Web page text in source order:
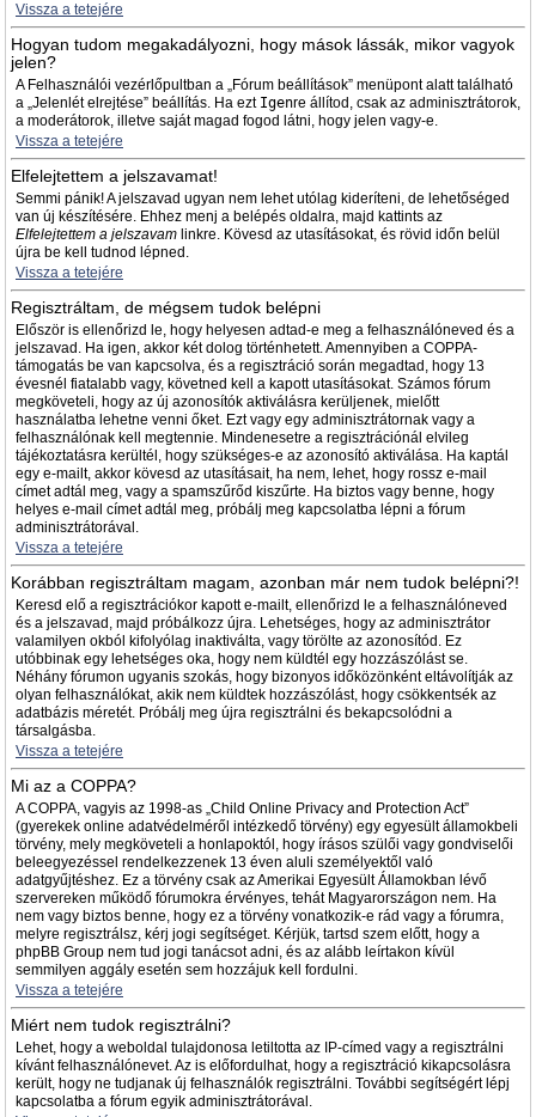
Vissza a tetejére
Hogyan tudom megakadályozni, hogy mások lássák, mikor vagyok
jelen?
A Felhasználói vezérlőpultban a „Fórum beállítások” menüpont alatt található
a „Jelenlét elrejtése” beállítás. Ha ezt Igenre állítod, csak az adminisztrátorok,
a moderátorok, illetve saját magad fogod látni, hogy jelen vagy-e.
Vissza a tetejére
Elfelejtettem a jelszavamat!
Semmi pánik! A jelszavad ugyan nem lehet utólag kideríteni, de lehetőséged
van új készítésére. Ehhez menj a belépés oldalra, majd kattints az
Elfelejtettem a jelszavam linkre. Kövesd az utasításokat, és rövid időn belül
újra be kell tudnod lépned.
Vissza a tetejére
Regisztráltam, de mégsem tudok belépni
Először is ellenőrizd le, hogy helyesen adtad-e meg a felhasználóneved és a
jelszavad. Ha igen, akkor két dolog történhetett. Amennyiben a COPPA-
támogatás be van kapcsolva, és a regisztráció során megadtad, hogy 13
évesnél fiatalabb vagy, követned kell a kapott utasításokat. Számos fórum
megköveteli, hogy az új azonosítók aktiválásra kerüljenek, mielőtt
használatba lehetne venni őket. Ezt vagy egy adminisztrátornak vagy a
felhasználónak kell megtennie. Mindenesetre a regisztrációnál elvileg
tájékoztatásra kerültél, hogy szükséges-e az azonosító aktiválása. Ha kaptál
egy e-mailt, akkor kövesd az utasításait, ha nem, lehet, hogy rossz e-mail
címet adtál meg, vagy a spamszűrőd kiszűrte. Ha biztos vagy benne, hogy
helyes e-mail címet adtál meg, próbálj meg kapcsolatba lépni a fórum
adminisztrátorával.
Vissza a tetejére
Korábban regisztráltam magam, azonban már nem tudok belépni?!
Keresd elő a regisztrációkor kapott e-mailt, ellenőrizd le a felhasználóneved
és a jelszavad, majd próbálkozz újra. Lehetséges, hogy az adminisztrátor
valamilyen okból kifolyólag inaktiválta, vagy törölte az azonosítód. Ez
utóbbinak egy lehetséges oka, hogy nem küldtél egy hozzászólást se.
Néhány fórumon ugyanis szokás, hogy bizonyos időközönként eltávolítják az
olyan felhasználókat, akik nem küldtek hozzászólást, hogy csökkentsék az
adatbázis méretét. Próbálj meg újra regisztrálni és bekapcsolódni a
társalgásba.
Vissza a tetejére
Mi az a COPPA?
A COPPA, vagyis az 1998-as „Child Online Privacy and Protection Act”
(gyerekek online adatvédelméről intézkedő törvény) egy egyesült államokbeli
törvény, mely megköveteli a honlapoktól, hogy írásos szülői vagy gondviselői
beleegyezéssel rendelkezzenek 13 éven aluli személyektől való
adatgyűjtéshez. Ez a törvény csak az Amerikai Egyesült Államokban lévő
szervereken működő fórumokra érvényes, tehát Magyarországon nem. Ha
nem vagy biztos benne, hogy ez a törvény vonatkozik-e rád vagy a fórumra,
melyre regisztrálsz, kérj jogi segítséget. Kérjük, tartsd szem előtt, hogy a
phpBB Group nem tud jogi tanácsot adni, és az alább leírtakon kívül
semmilyen aggály esetén sem hozzájuk kell fordulni.
Vissza a tetejére
Miért nem tudok regisztrálni?
Lehet, hogy a weboldal tulajdonosa letiltotta az IP-címed vagy a regisztrálni
kívánt felhasználónevet. Az is előfordulhat, hogy a regisztráció kikapcsolásra
került, hogy ne tudjanak új felhasználók regisztrálni. További segítségért lépj
kapcsolatba a fórum egyik adminisztrátorával.